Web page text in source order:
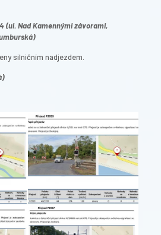
(ul. Nad Kamennými závorami,
silničním nadjezdem.